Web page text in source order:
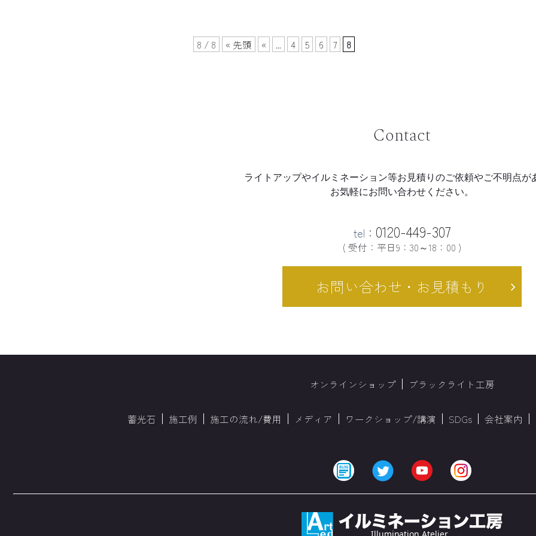
8 / 8 « 先頭 « ... 4 5 6 7 8
Contact
ライトアップやイルミネーション等お見積りのご依頼やご不明点が
お気軽にお問い合わせください。
tel： 0120-449-307
( 受付：平日9：30～18：00 )
お問い合わせ・お見積もり
オンラインショップ ブラックライト工房
蓄光石 施工例 施工の流れ/費用 メディア ワークショップ/講演 SDGs 会社案内